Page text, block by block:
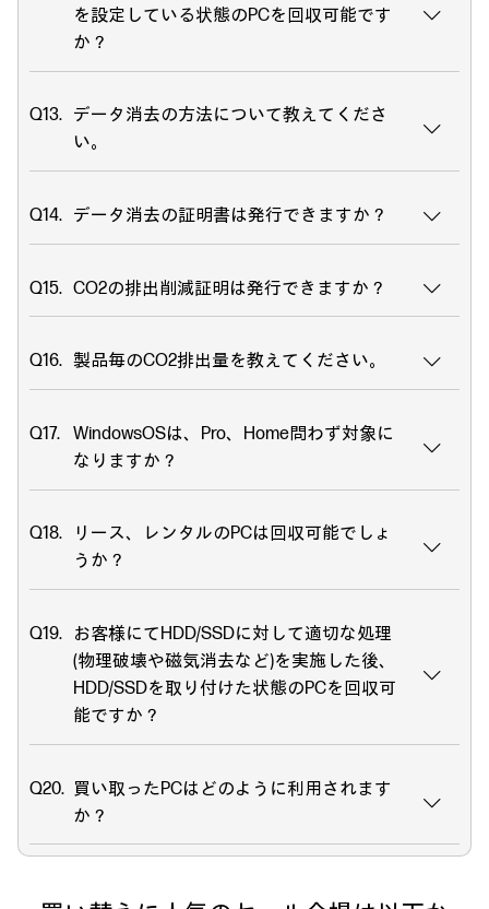
を設定している状態のPCを回収可能です
か？
データ消去の方法について教えてくださ
い。
データ消去の証明書は発行できますか？
CO2の排出削減証明は発行できますか？
製品毎のCO2排出量を教えてください。
WindowsOSは、Pro、Home問わず対象に
なりますか？
リース、レンタルのPCは回収可能でしょ
うか？
お客様にてHDD/SSDに対して適切な処理
(物理破壊や磁気消去など)を実施した後、
HDD/SSDを取り付けた状態のPCを回収可
能ですか？
買い取ったPCはどのように利用されます
か？